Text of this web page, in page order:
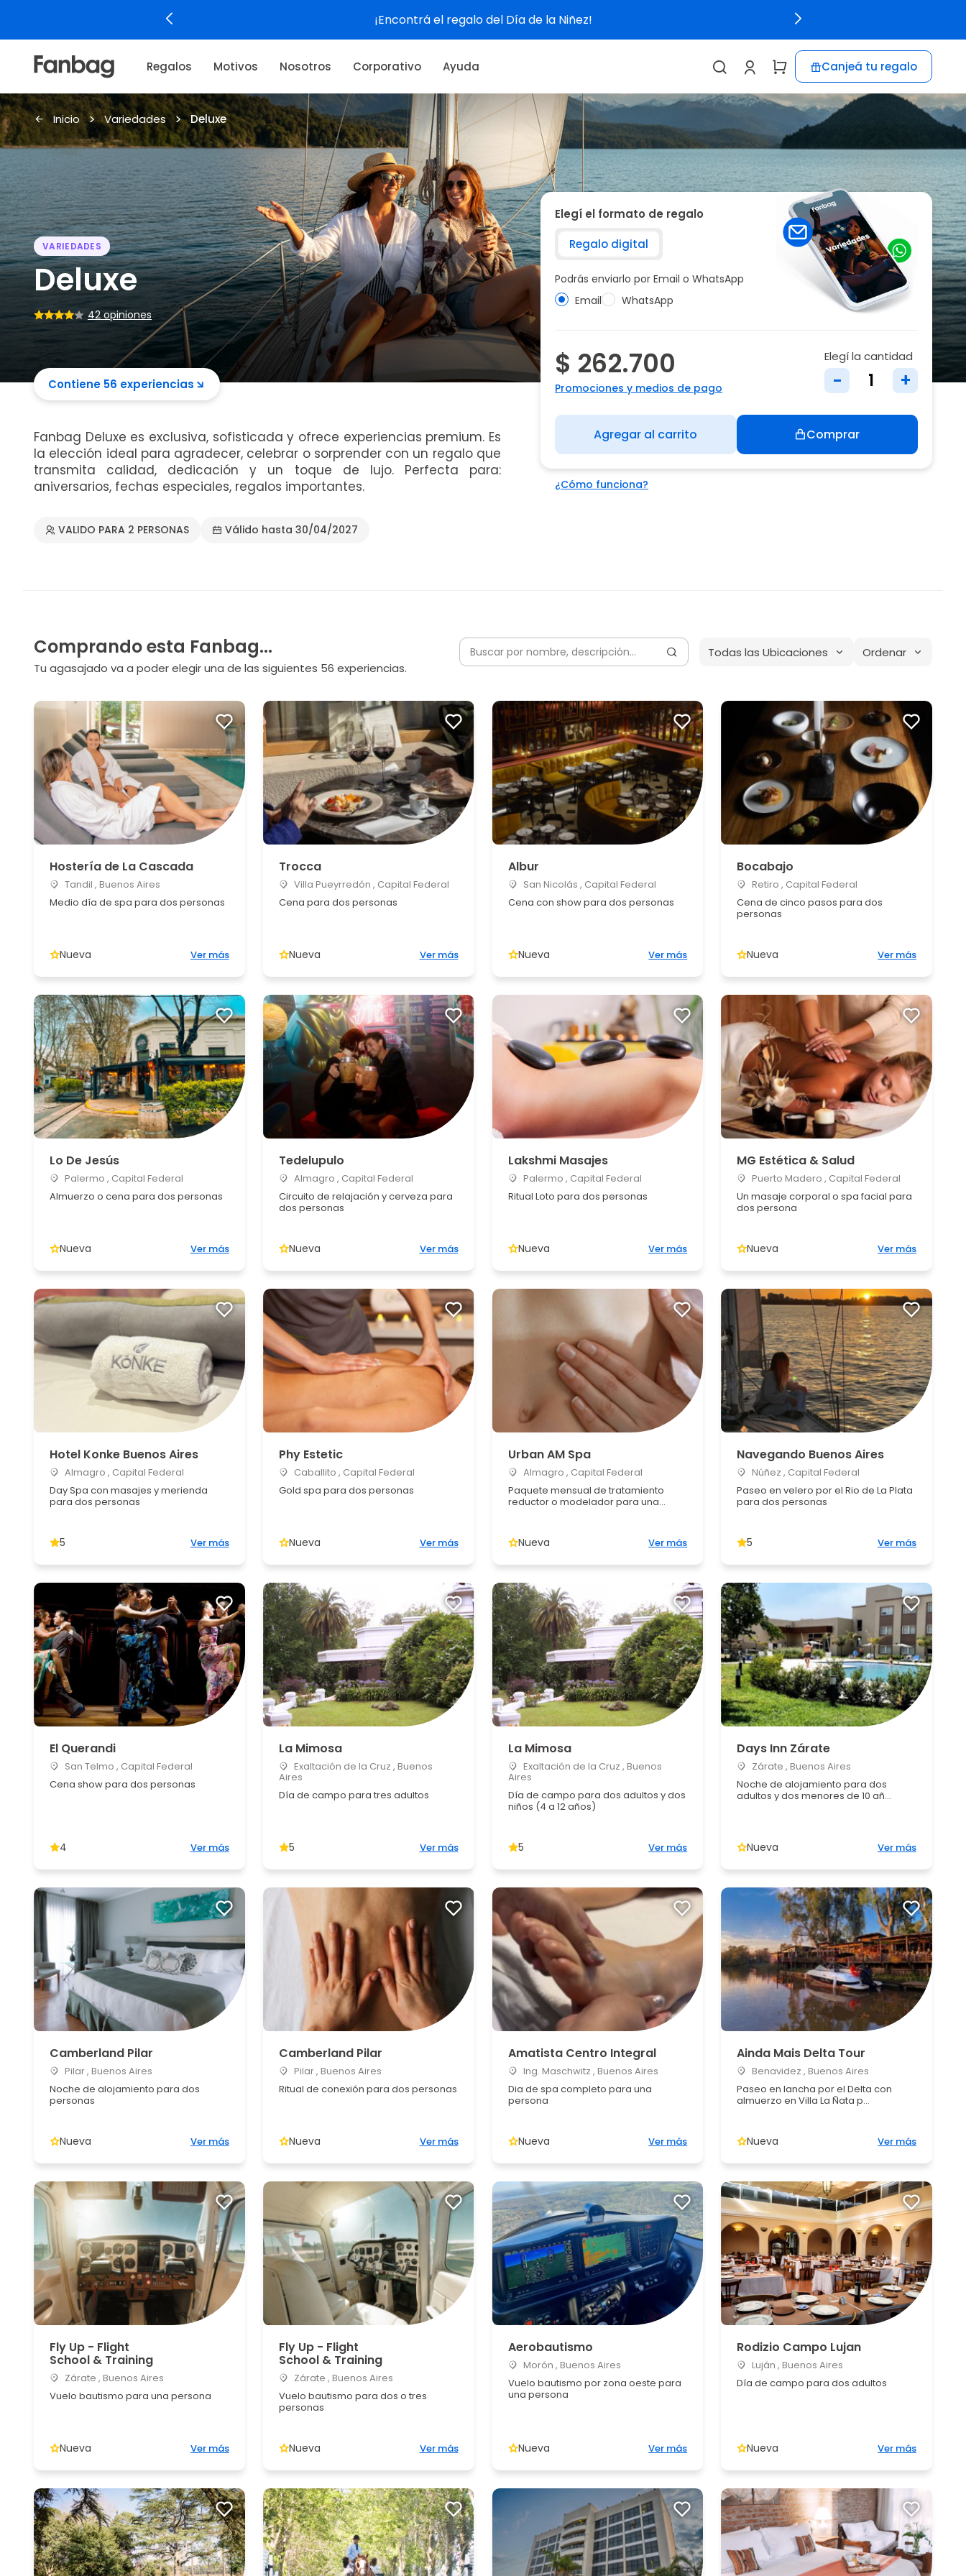
Ver experiencias
Regalos Motivos Nosotros Corporativo Ayuda Canjeá tu regalo
Inicio Variedades Deluxe
VARIEDADES
Deluxe
42 opiniones
Contiene 56 experiencias
Fanbag Deluxe es exclusiva, sofisticada y ofrece experiencias premium. Es
la elección ideal para agradecer, celebrar o sorprender con un regalo que
transmita calidad, dedicación y un toque de lujo. Perfecta para:
aniversarios, fechas especiales, regalos importantes.
VALIDO PARA 2 PERSONAS Válido hasta 30/04/2027
Elegí el formato de regalo
Regalo digital
Podrás enviarlo por Email o WhatsApp
Email
WhatsApp
$ 262.700
Promociones y medios de pago
Elegí la cantidad
- +
Agregar al carrito Comprar
¿Cómo funciona?
Comprando esta Fanbag...
Tu agasajado va a poder elegir una de las siguientes 56 experiencias.
Todas las Ubicaciones Ordenar
Hostería de La Cascada
Tandil , Buenos Aires
Medio día de spa para dos personas
Nueva Ver más
Trocca
Villa Pueyrredón , Capital Federal
Cena para dos personas
Nueva Ver más
Albur
San Nicolás , Capital Federal
Cena con show para dos personas
Nueva Ver más
Bocabajo
Retiro , Capital Federal
Cena de cinco pasos para dos
personas
Nueva Ver más
Lo De Jesús
Palermo , Capital Federal
Almuerzo o cena para dos personas
Nueva Ver más
Tedelupulo
Almagro , Capital Federal
Circuito de relajación y cerveza para
dos personas
Nueva Ver más
Lakshmi Masajes
Palermo , Capital Federal
Ritual Loto para dos personas
Nueva Ver más
MG Estética & Salud
Puerto Madero , Capital Federal
Un masaje corporal o spa facial para
dos persona
Nueva Ver más
Hotel Konke Buenos Aires
Almagro , Capital Federal
Day Spa con masajes y merienda
para dos personas
5 Ver más
Phy Estetic
Caballito , Capital Federal
Gold spa para dos personas
Nueva Ver más
Urban AM Spa
Almagro , Capital Federal
Paquete mensual de tratamiento
reductor o modelador para una...
Nueva Ver más
Navegando Buenos Aires
Núñez , Capital Federal
Paseo en velero por el Rio de La Plata
para dos personas
5 Ver más
El Querandi
San Telmo , Capital Federal
Cena show para dos personas
4 Ver más
La Mimosa
Exaltación de la Cruz , Buenos
Aires
Día de campo para tres adultos
5 Ver más
La Mimosa
Exaltación de la Cruz , Buenos
Aires
Día de campo para dos adultos y dos
niños (4 a 12 años)
5 Ver más
Days Inn Zárate
Zárate , Buenos Aires
Noche de alojamiento para dos
adultos y dos menores de 10 añ...
Nueva Ver más
Camberland Pilar
Pilar , Buenos Aires
Noche de alojamiento para dos
personas
Nueva Ver más
Camberland Pilar
Pilar , Buenos Aires
Ritual de conexión para dos personas
Nueva Ver más
Amatista Centro Integral
Ing. Maschwitz , Buenos Aires
Dia de spa completo para una
persona
Nueva Ver más
Ainda Mais Delta Tour
Benavidez , Buenos Aires
Paseo en lancha por el Delta con
almuerzo en Villa La Ñata p...
Nueva Ver más
Fly Up - Flight
School & Training
Zárate , Buenos Aires
Vuelo bautismo para una persona
Nueva Ver más
Fly Up - Flight
School & Training
Zárate , Buenos Aires
Vuelo bautismo para dos o tres
personas
Nueva Ver más
Aerobautismo
Morón , Buenos Aires
Vuelo bautismo por zona oeste para
una persona
Nueva Ver más
Rodizio Campo Lujan
Luján , Buenos Aires
Día de campo para dos adultos
Nueva Ver más